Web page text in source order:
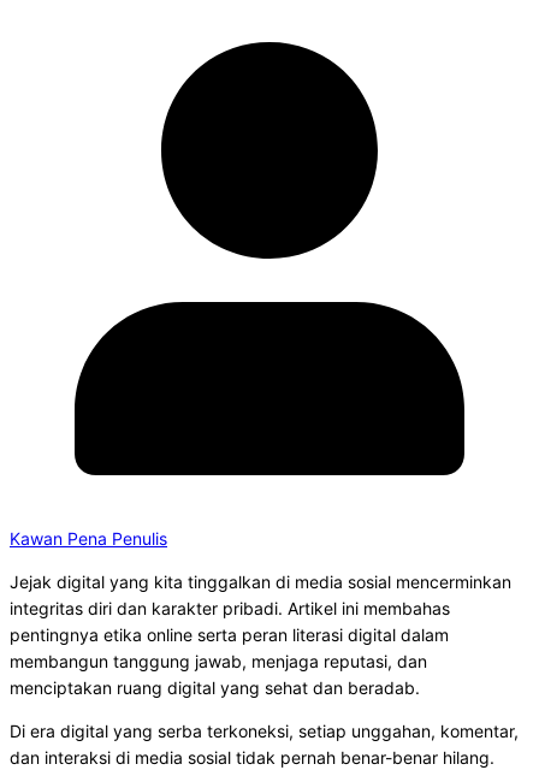
Kawan Pena Penulis
Jejak digital yang kita tinggalkan di media sosial mencerminkan
integritas diri dan karakter pribadi. Artikel ini membahas
pentingnya etika online serta peran literasi digital dalam
membangun tanggung jawab, menjaga reputasi, dan
menciptakan ruang digital yang sehat dan beradab.
Di era digital yang serba terkoneksi, setiap unggahan, komentar,
dan interaksi di media sosial tidak pernah benar-benar hilang.